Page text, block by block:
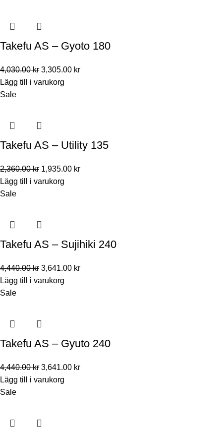
Takefu AS – Gyoto 180
4,030.00kr 3,305.00 kr
Lägg till i varukorg
Sale
Takefu AS – Utility 135
2,360.00kr 1,935.00 kr
Lägg till i varukorg
Sale
Takefu AS – Sujihiki 240
4,440.00kr 3,641.00 kr
Lägg till i varukorg
Sale
Takefu AS – Gyuto 240
4,440.00kr 3,641.00 kr
Lägg till i varukorg
Sale